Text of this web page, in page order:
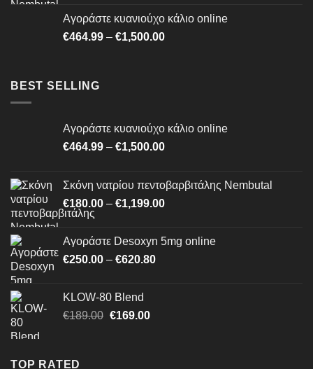
through
€1,199.00
Αγοράστε κυανιούχο κάλιο online
€464.99 – €1,500.00Price
BEST SELLING
Αγοράστε κυανιούχο κάλιο online
€464.99 – €1,500.00Price
through
€1,500.00
Σκόνη νατρίου πεντοβαρβιτάλης Nembutal
€180.00 – €1,199.00Price
through
Αγοράστε Desoxyn 5mg online
€250.00 – €620.80Price
KLOW-80 Blend
€189.00 Original
€169.00Η
TOP RATED